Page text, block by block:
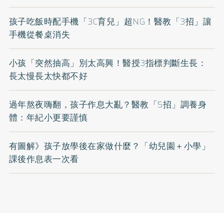
孩子吃飯時配手機「3C育兒」超NG！醫教「3招」讓
手機從餐桌消失
小孩「突然抽高」別太高興！醫授3指標判斷生長：
長太慢長太快都不好
過年熬夜嗨翻，孩子作息大亂？醫教「5招」調養身
體：年紀小更要謹慎
有圖解》孩子放學後在家做什麼？「幼兒園＋小學」
課後作息表一次看